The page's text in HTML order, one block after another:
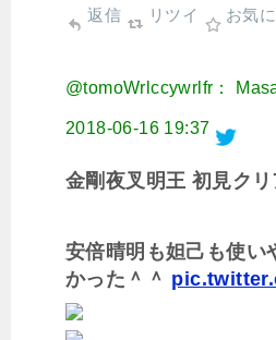
返信 リツイ お気に
@tomoWrlccywrlfr：
2018-06-16 19:37
金剛夜叉明王 初見クリ
安倍晴明も妲己も使い
かった＾＾